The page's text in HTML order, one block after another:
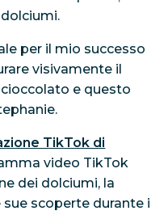
per il mio successo
visivamente il
e questo
TikTok di
video TikTok
dei dolciumi, la
scoperte durante i